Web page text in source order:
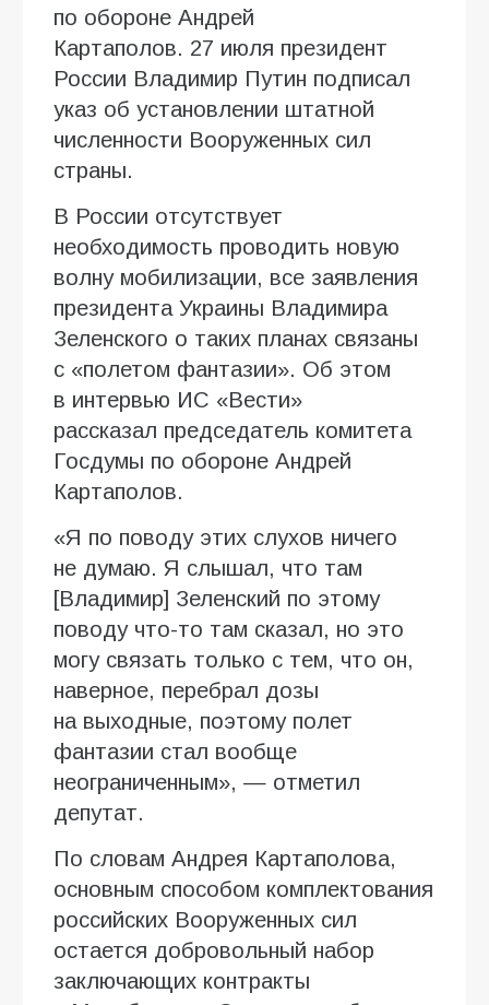
по обороне Андрей
Картаполов. 27 июля президент
России Владимир Путин подписал
указ об установлении штатной
численности Вооруженных сил
страны.
В России отсутствует
необходимость проводить новую
волну мобилизации, все заявления
президента Украины Владимира
Зеленского о таких планах связаны
с «полетом фантазии». Об этом
в интервью ИC «Вести»
рассказал председатель комитета
Госдумы по обороне Андрей
Картаполов.
«Я по поводу этих слухов ничего
не думаю. Я слышал, что там
[Владимир] Зеленский по этому
поводу что-то там сказал, но это
могу связать только с тем, что он,
наверное, перебрал дозы
на выходные, поэтому полет
фантазии стал вообще
неограниченным», — отметил
депутат.
По словам Андрея Картаполова,
основным способом комплектования
российских Вооруженных сил
остается добровольный набор
заключающих контракты